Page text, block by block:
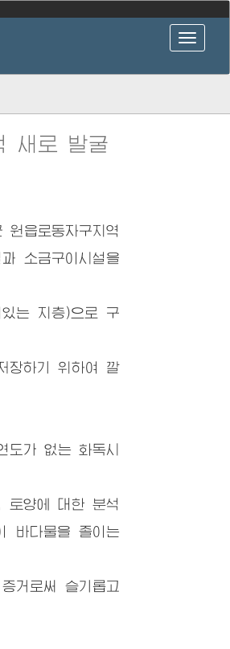
새로 발굴
읍로동자구지역
소금구이시설을
는 지층)으로 구
장하기 위하여 깔
가 없는 화독시
토양에 대한 분석
바다물을 졸이는
거로써 슬기롭고